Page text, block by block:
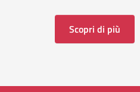
Scopri di più